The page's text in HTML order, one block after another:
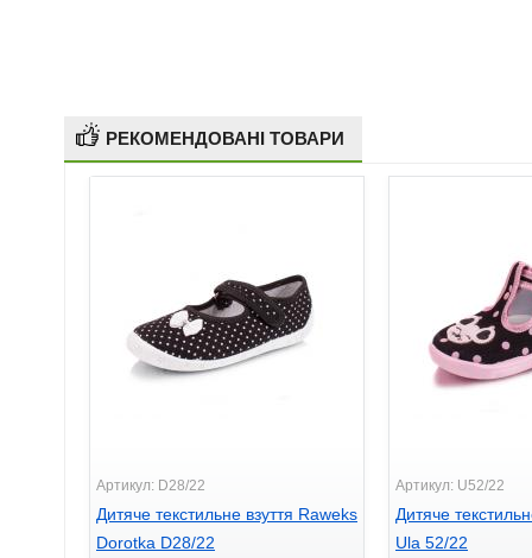
РЕКОМЕНДОВАНІ ТОВАРИ
Артикул: D28/22
Дитяче текстильне взуття Raweks
Dorotka D28/22
Артикул: U52/22
Дитяче
Ula 52/22